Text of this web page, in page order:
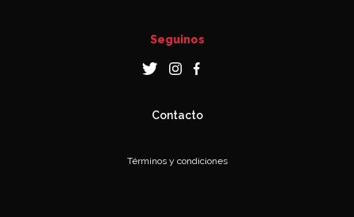
Seguinos
Contacto
Términos y condiciones